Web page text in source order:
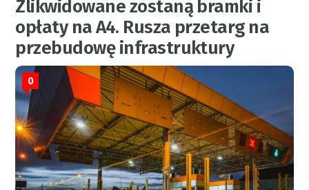
Zlikwidowane zostaną bramki i
opłaty na A4. Rusza przetarg na
przebudowę infrastruktury
0